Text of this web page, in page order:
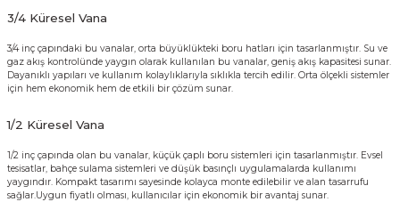
3/4 Küresel Vana
3/4 inç çapındaki bu vanalar, orta büyüklükteki boru hatları için tasarlanmıştır. Su ve
gaz akış kontrolünde yaygın olarak kullanılan bu vanalar, geniş akış kapasitesi sunar.
Dayanıklı yapıları ve kullanım kolaylıklarıyla sıklıkla tercih edilir. Orta ölçekli sistemler
için hem ekonomik hem de etkili bir çözüm sunar.
1/2 Küresel Vana
1/2 inç çapında olan bu vanalar, küçük çaplı boru sistemleri için tasarlanmıştır. Evsel
tesisatlar, bahçe sulama sistemleri ve düşük basınçlı uygulamalarda kullanımı
yaygındır. Kompakt tasarımı sayesinde kolayca monte edilebilir ve alan tasarrufu
sağlar.Uygun fiyatlı olması, kullanıcılar için ekonomik bir avantaj sunar.